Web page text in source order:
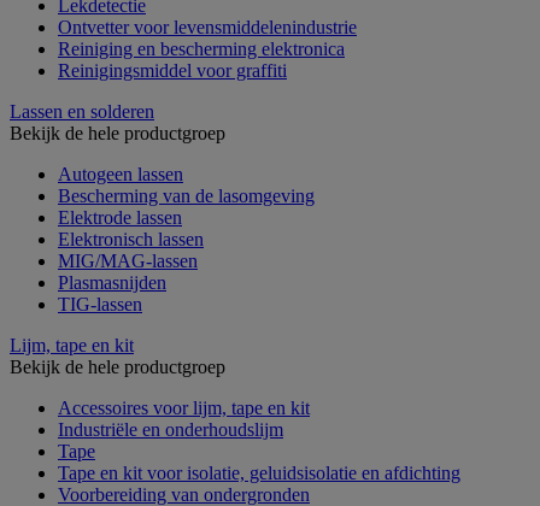
Lekdetectie
Ontvetter voor levensmiddelenindustrie
Reiniging en bescherming elektronica
Reinigingsmiddel voor graffiti
Lassen en solderen
Bekijk de hele productgroep
Autogeen lassen
Bescherming van de lasomgeving
Elektrode lassen
Elektronisch lassen
MIG/MAG-lassen
Plasmasnijden
TIG-lassen
Lijm, tape en kit
Bekijk de hele productgroep
Accessoires voor lijm, tape en kit
Industriële en onderhoudslijm
Tape
Tape en kit voor isolatie, geluidsisolatie en afdichting
Voorbereiding van ondergronden